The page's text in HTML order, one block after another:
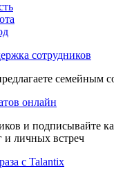
сотрудников
семейным
онлайн
и подписывайте
и личных встреч
с Talantix